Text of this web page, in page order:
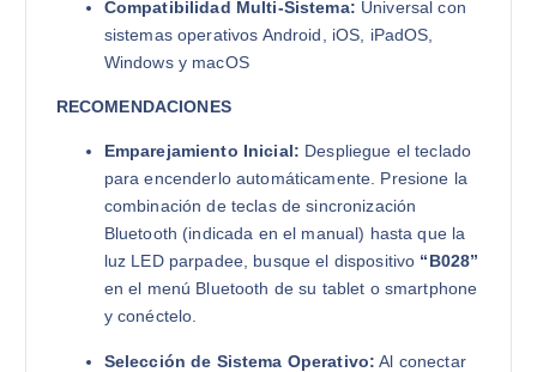
Compatibilidad Multi-Sistema: Universal con
sistemas operativos Android, iOS, iPadOS,
Windows y macOS
RECOMENDACIONES
Emparejamiento Inicial: Despliegue el teclado
para encenderlo automáticamente. Presione la
combinación de teclas de sincronización
Bluetooth (indicada en el manual) hasta que la
luz LED parpadee, busque el dispositivo “B028”
en el menú Bluetooth de su tablet o smartphone
y conéctelo.
Selección de Sistema Operativo: Al conectar